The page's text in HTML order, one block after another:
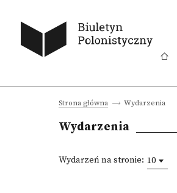
Strona główna Wydarzenia
Wydarzenia
Wydarzeń na stronie: 10